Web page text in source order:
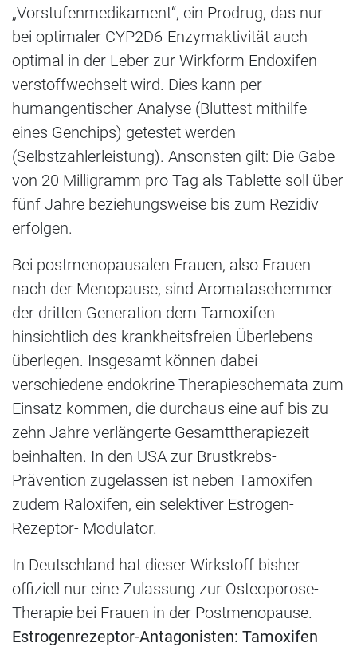
„Vorstufenmedikament“, ein Prodrug, das nur
bei optimaler CYP2D6-Enzymaktivität auch
optimal in der Leber zur Wirkform Endoxifen
verstoffwechselt wird. Dies kann per
humangentischer Analyse (Bluttest mithilfe
eines Genchips) getestet werden
(Selbstzahlerleistung). Ansonsten gilt: Die Gabe
von 20 Milligramm pro Tag als Tablette soll über
fünf Jahre beziehungsweise bis zum Rezidiv
erfolgen.
Bei postmenopausalen Frauen, also Frauen
nach der Menopause, sind Aromatasehemmer
der dritten Generation dem Tamoxifen
hinsichtlich des krankheitsfreien Überlebens
überlegen. Insgesamt können dabei
verschiedene endokrine Therapieschemata zum
Einsatz kommen, die durchaus eine auf bis zu
zehn Jahre verlängerte Gesamttherapiezeit
beinhalten. In den USA zur Brustkrebs-
Prävention zugelassen ist neben Tamoxifen
zudem Raloxifen, ein selektiver Estrogen-
Rezeptor- Modulator.
In Deutschland hat dieser Wirkstoff bisher
offiziell nur eine Zulassung zur Osteoporose-
Therapie bei Frauen in der Postmenopause.
Estrogenrezeptor-Antagonisten: Tamoxifen